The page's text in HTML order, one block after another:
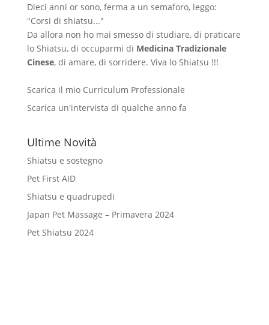
Dieci anni or sono, ferma a un semaforo, leggo:
"Corsi di shiatsu..."
Da allora non ho mai smesso di studiare, di praticare
lo Shiatsu, di occuparmi di Medicina Tradizionale
Cinese, di amare, di sorridere. Viva lo Shiatsu !!!
Scarica il mio Curriculum Professionale
Scarica un'intervista di qualche anno fa
Ultime Novità
Shiatsu e sostegno
Pet First AID
Shiatsu e quadrupedi
Japan Pet Massage – Primavera 2024
Pet Shiatsu 2024